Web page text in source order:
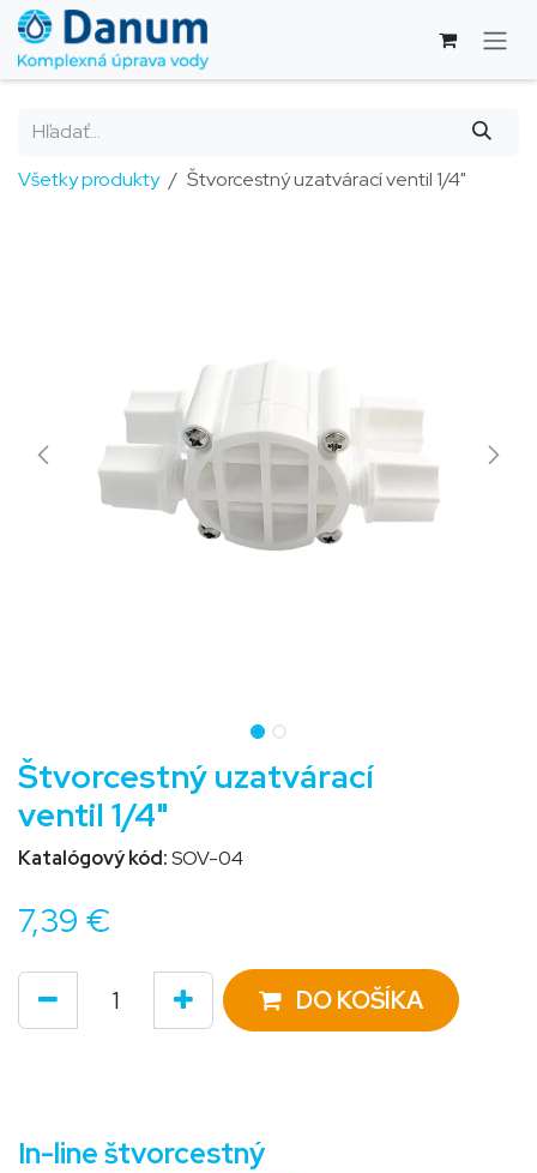
Skip to Content
Všetky produkty Štvorcestný uzatvárací ventil 1/4"
Štvorcestný uzatvárací
ventil 1/4"
Katalógový kód:SOV-04
7,39 €
DO KOŠÍKA
In-line štvorcestný